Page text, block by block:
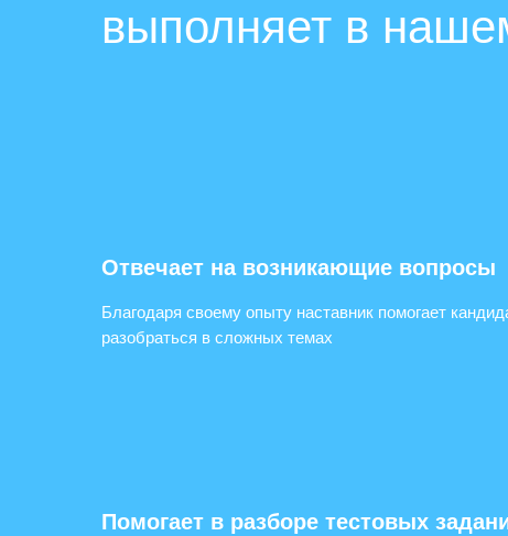
выполняет в
Отвечает на возникающие вопросы
Благодаря своему опыту наставник помогает
разобраться в сложных темах
Помогает в разборе тестовых